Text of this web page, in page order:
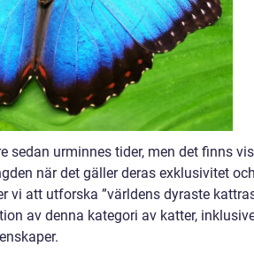
sedan urminnes tider, men det finns
när det gäller deras exklusivitet
vi att utforska ”världens dyraste
av denna kategori av katter,